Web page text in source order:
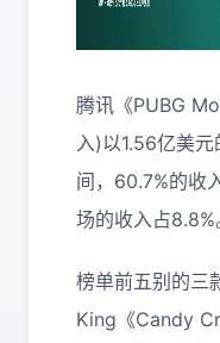
腾讯《PUBG
入)以1.56亿美
间，60.7%的收
场的收入占8.8%
榜单前五别的三
King《Candy